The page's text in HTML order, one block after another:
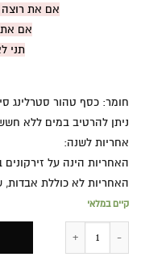
אם את
אם את
תני
חומר: כסף טהור סטרלינג סילבר 925, בשיבוץ
ניתן להרטיב במים ללא
אחריות לשנה:
האחריות הינה על
האחריות לא כוללת אבדות,
קיים במלאי